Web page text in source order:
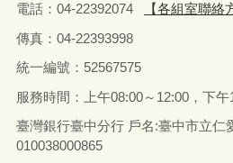
電話：04-22392074
【各組室聯絡
傳真：04-22393998
統一編號：52567575
服務時間：上午08:00～12:00，下午
臺灣銀行臺中分行 戶名:臺中市立仁
010038000865